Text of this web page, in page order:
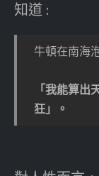
知道 :
牛頓在南海
「我能算
狂」。